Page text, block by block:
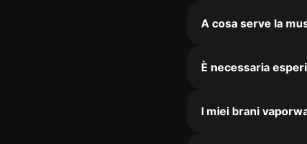
A cosa serve la
È necessaria
I miei brani